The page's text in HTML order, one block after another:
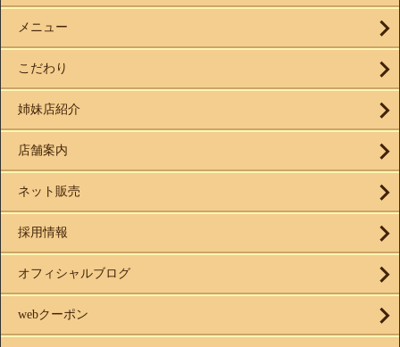
メニュー
こだわり
姉妹店紹介
店舗案内
ネット販売
採用情報
オフィシャルブログ
webクーポン